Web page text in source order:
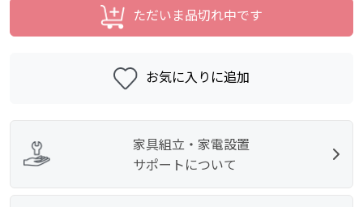
ただいま品切れ中です
お気に入りに追加
家具組立・家電設置
サポートについて